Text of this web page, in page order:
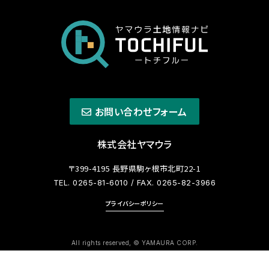
お問い合わせフォーム
株式会社ヤマウラ
〒399-4195 長野県駒ヶ根市北町22-1
TEL. 0265-81-6010 / FAX. 0265-82-3966
プライバシーポリシー
All rights reserved, © YAMAURA CORP.